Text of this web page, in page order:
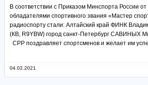
В соответствии с Приказом Минспорта России
обладателями спортивного звания «Мастер
радиоспорту стали: Алтайский край ФИНК
(КВ, R9YBW) город санкт-Петербург САВИНЫХ
СРР поздравляет спортсменов и желает им
04.02.2021